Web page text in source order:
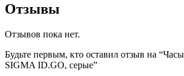
Отзывы
Отзывов пока нет.
Будьте первым, кто оставил отзыв на
SIGMA ID.GO, серые”